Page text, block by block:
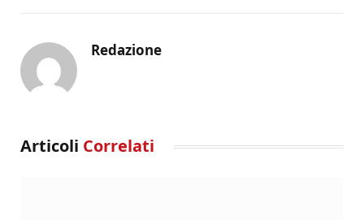
Redazione
Articoli Correlati